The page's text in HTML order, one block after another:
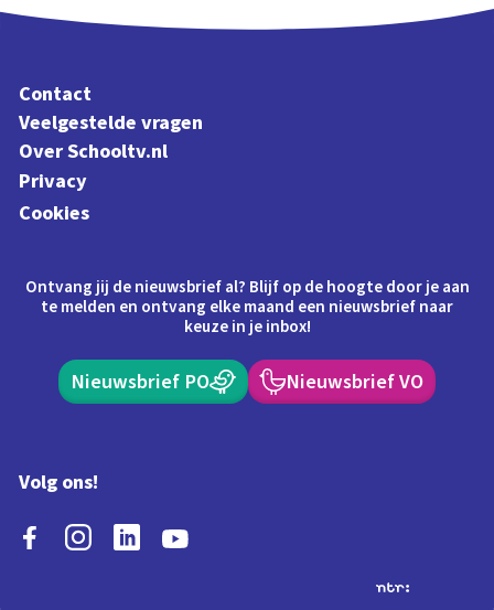
Contact
Veelgestelde vragen
Over Schooltv.nl
Privacy
Cookies
Ontvang jij de nieuwsbrief al? Blijf op de hoogte door je aan
te melden en ontvang elke maand een nieuwsbrief naar
keuze in je inbox!
Nieuwsbrief PO Nieuwsbrief VO
Volg ons!